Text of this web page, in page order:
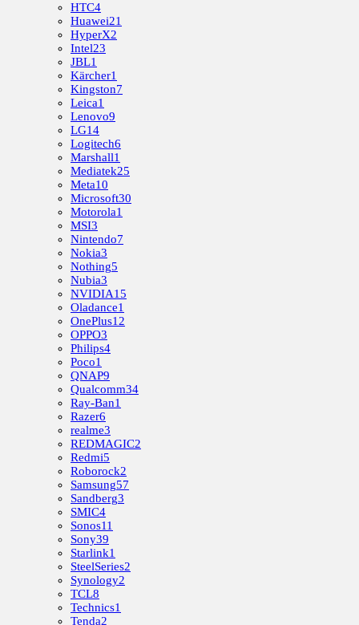
HTC4
Huawei21
HyperX2
Intel23
JBL1
Kärcher1
Kingston7
Leica1
Lenovo9
LG14
Logitech6
Marshall1
Mediatek25
Meta10
Microsoft30
Motorola1
MSI3
Nintendo7
Nokia3
Nothing5
Nubia3
NVIDIA15
Oladance1
OnePlus12
OPPO3
Philips4
Poco1
QNAP9
Qualcomm34
Ray-Ban1
Razer6
realme3
REDMAGIC2
Redmi5
Roborock2
Samsung57
Sandberg3
SMIC4
Sonos11
Sony39
Starlink1
SteelSeries2
Synology2
TCL8
Technics1
Tenda2